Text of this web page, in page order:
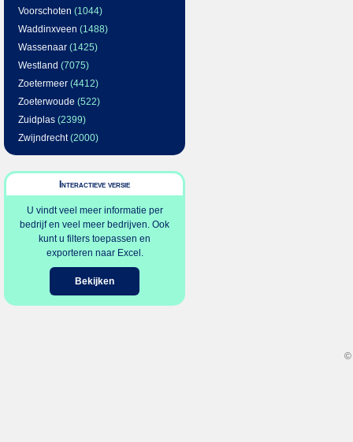
Voorschoten (1044)
Waddinxveen (1488)
Wassenaar (1425)
Westland (7075)
Zoetermeer (4412)
Zoeterwoude (522)
Zuidplas (2399)
Zwijndrecht(2000)
Interactieve versie
U vindt veel meer informatie per
bedrijf en veel meer bedrijven. Ook
kunt u filters toepassen en
exporteren naar Excel.
Bekijken
©